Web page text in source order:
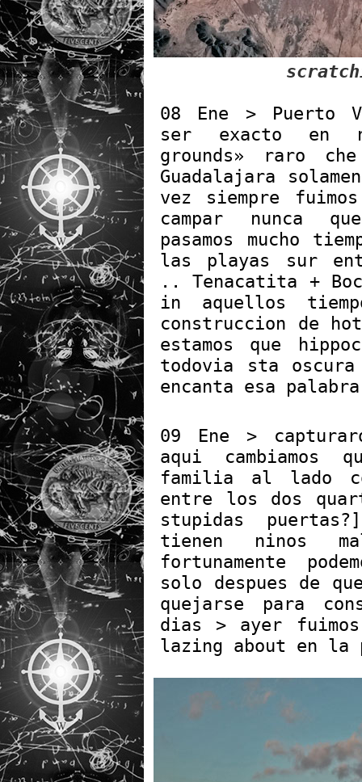
08 Ene > Puerto
ser exacto en
grounds» raro
Guadalajara
vez siempre
campar nunca
pasamos mucho
las playas sur
.. Tenacatita +
in aquellos
construccion de
estamos que
todovia sta oscura
encanta esa
09 Ene >
aqui cambiamos
familia al lado
entre los dos
stupidas
tienen ninos
fortunamente
solo despues de
quejarse para
dias > ayer fuimos
lazing about en la